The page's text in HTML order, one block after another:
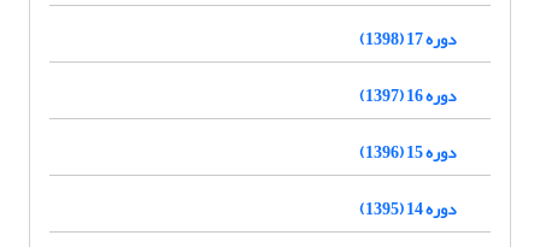
دوره 17 (1398)
دوره 16 (1397)
دوره 15 (1396)
دوره 14 (1395)